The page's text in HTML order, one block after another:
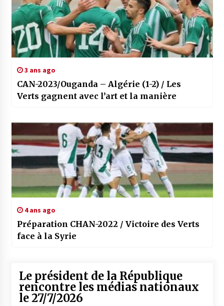
3 ans ago
CAN-2023/Ouganda – Algérie (1-2) / Les
Verts gagnent avec l’art et la manière
4 ans ago
Préparation CHAN-2022 / Victoire des Verts
face à la Syrie
Le président de la République
rencontre les médias nationaux
le 27/7/2026